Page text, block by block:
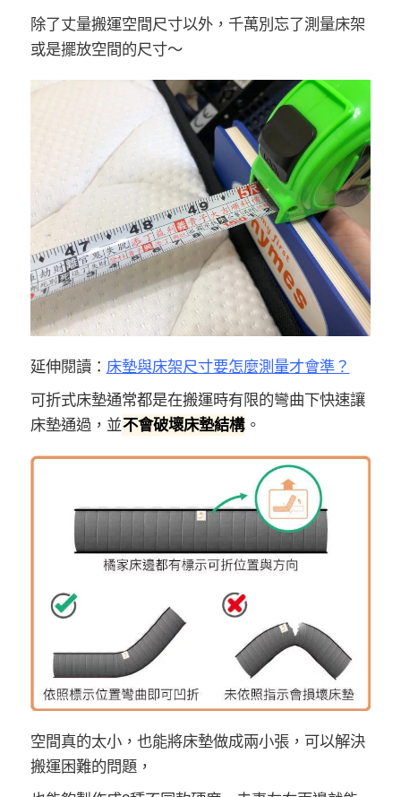
除了丈量搬運空間尺寸以外，千萬別忘了測量床架
或是擺放空間的尺寸～
延伸閱讀： 床墊與床架尺寸要怎麼測量才會準？
可折式床墊通常都是在搬運時有限的彎曲下快速讓
床墊通過，並不會破壞床墊結構。
空間真的太小，也能將床墊做成兩小張，可以解決
搬運困難的問題，